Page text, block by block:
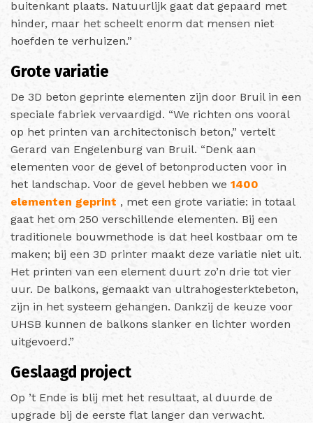
buitenkant plaats. Natuurlijk gaat dat gepaard met
hinder, maar het scheelt enorm dat mensen niet
hoefden te verhuizen.”
Grote variatie
De 3D beton geprinte elementen zijn door Bruil in een
speciale fabriek vervaardigd. “We richten ons vooral
op het printen van architectonisch beton,” vertelt
Gerard van Engelenburg van Bruil. “Denk aan
elementen voor de gevel of betonproducten voor in
het landschap. Voor de gevel hebben we 1400
elementen geprint , met een grote variatie: in totaal
gaat het om 250 verschillende elementen. Bij een
traditionele bouwmethode is dat heel kostbaar om te
maken; bij een 3D printer maakt deze variatie niet uit.
Het printen van een element duurt zo’n drie tot vier
uur. De balkons, gemaakt van ultrahogesterktebeton,
zijn in het systeem gehangen. Dankzij de keuze voor
UHSB kunnen de balkons slanker en lichter worden
uitgevoerd.”
Geslaagd project
Op ’t Ende is blij met het resultaat, al duurde de
upgrade bij de eerste flat langer dan verwacht.